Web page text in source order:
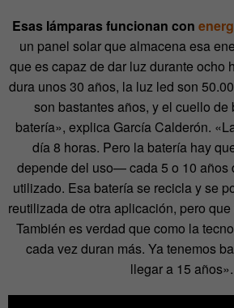
Esas lámparas funcionan con
un panel solar que almacena esa
que es capaz de dar luz durante ocho
dura unos 30 años, la luz led son
son bastantes años, y el cuello de
batería», explica García Calderón.
día 8 horas. Pero la batería hay
depende del uso— cada 5 o 10 años
utilizado. Esa batería se recicla y se
reutilizada de otra aplicación, pero
También es verdad que como la
cada vez duran más. Ya tenemos
llegar a 15 años».